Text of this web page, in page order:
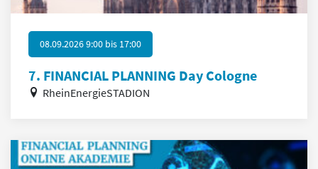
08.09.2026 9:00 bis 17:00
7. FINANCIAL PLANNING Day Cologne
RheinEnergieSTADION